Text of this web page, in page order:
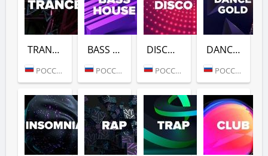
TRANCE (DFM)
РОССИЯ (МОСКВА)
BASS HOUSE (DFM)
РОССИЯ (МОСКВА)
DISCO (DFM)
РОССИЯ (МОСКВА)
DANCE GOLD 1990S (DFM)
РОССИЯ (МОСКВА)